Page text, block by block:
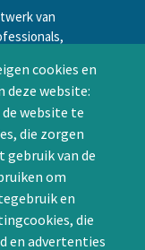
cookies en
deze website:
website te
die zorgen
gebruik van de
om
en
die
en advertenties
van
in een van
Interest
(SIG’s) of zelf een
initiëren